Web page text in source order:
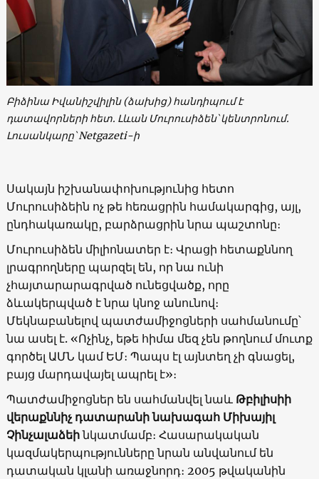
Բիձինա Իվանիշվիլին (ձախից) հանդիպում է
դատավորների հետ. Լևան Մուրուսիձեն՝ կենտրոնում.
Լուսանկարը՝ Netgazeti-ի
Սակայն իշխանափոխությունից հետո
Մուրուսիձեին ոչ թե հեռացրին համակարգից, այլ,
ընդհակառակը, բարձրացրին նրա պաշտոնը։
Մուրուսիձեն միլիոնատեր է։ Վրացի հետաքննող
լրագրողները պարզել են, որ նա ունի
չհայտարարագրված ունեցվածք, որը
ձևակերպված է նրա կնոջ անունով։
Մեկնաբանելով պատժամիջոցների սահմանումը՝
նա ասել է. «Ոչինչ, եթե հիմա մեզ չեն թողնում մուտք
գործել ԱՄՆ կամ ԵՄ։ Պապս էլ այնտեղ չի գնացել,
բայց մարդավայել ապրել է»։
Պատժամիջոցներ են սահմանվել նաև Թբիլիսիի
վերաքննիչ դատարանի նախագահ Միխայիլ
Չինչալաձեինկատմամբ։ Հասարակական
կազմակերպությունները նրան անվանում են
դատական ​​կլանի առաջնորդ։ 2005 թվականին